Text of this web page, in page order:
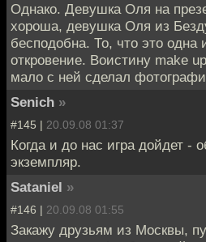
Однако. Девушка Оля на
хороша, девушка Оля из
бесподобна. То, что это одна
откровение. Воистину make
мало с ней сделал
Senich »
#145 | 20.09.08 01:37
Когда и до нас игра дойдет -
экземпляр.
Sataniel »
#146 | 20.09.08 01:55
Закажу друзьям из Москвы,